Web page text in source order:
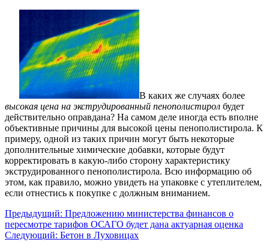
В каких же случаях более
высокая цена на экструдированный пенополистирол будет
действительно оправдана? На самом деле иногда есть вполне
объективные причины для высокой цены пенополистирола. К
примеру, одной из таких причин могут быть некоторые
дополнительные химические добавки, которые будут
корректировать в какую-либо сторону характеристику
экструдированного пенополистирола. Всю информацию об
этом, как правило, можно увидеть на упаковке с утеплителем,
если отнестись к покупке с должным вниманием.
Предыдущий: Предложению министерства финансов о
пересмотре тарифов ОСАГО будет дана актуарная оценка
Следующий: Бетон в Луховицах